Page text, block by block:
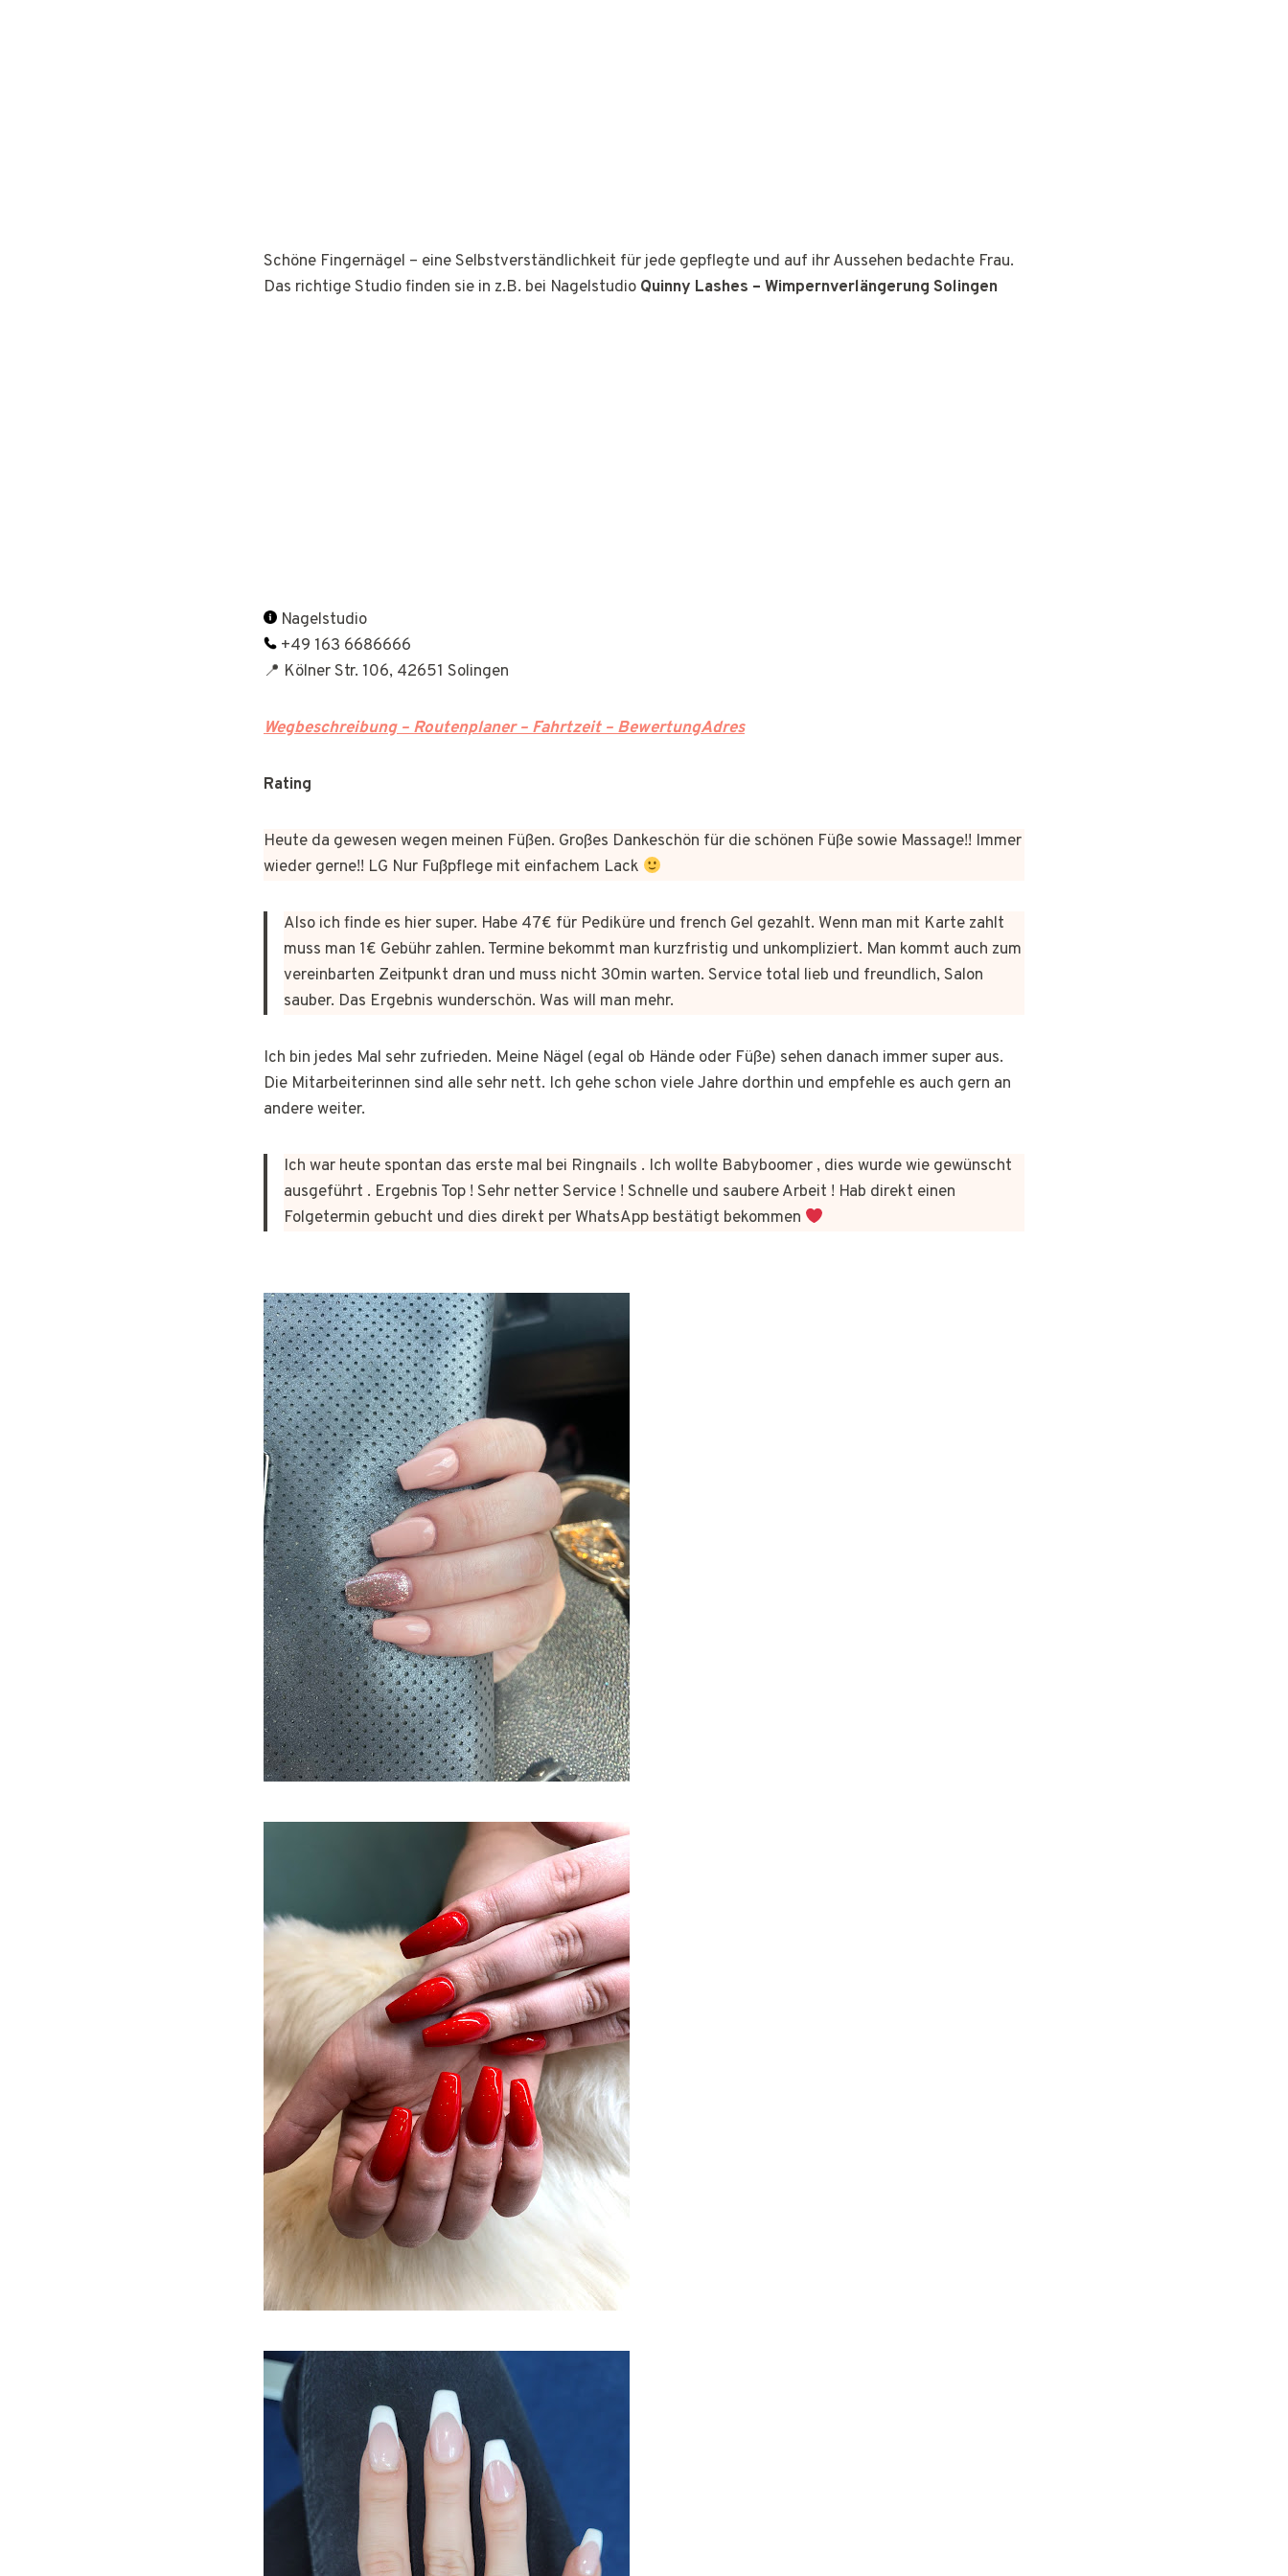
Schöne Fingernägel – eine Selbstverständlichkeit für jede gepflegte und auf ihr Aussehen bedachte Frau.
Das richtige Studio finden sie in z.B. bei Nagelstudio Quinny Lashes – Wimpernverlängerung Solingen
Nagelstudio
+49 163 6686666
📍 Kölner Str. 106, 42651 Solingen
Wegbeschreibung – Routenplaner – Fahrtzeit – BewertungAdres
Rating
Heute da gewesen wegen meinen Füßen. Großes Dankeschön für die schönen Füße sowie Massage!! Immer
wieder gerne!! LG Nur Fußpflege mit einfachem Lack
Also ich finde es hier super. Habe 47€ für Pediküre und french Gel gezahlt. Wenn man mit Karte zahlt
muss man 1€ Gebühr zahlen. Termine bekommt man kurzfristig und unkompliziert. Man kommt auch zum
vereinbarten Zeitpunkt dran und muss nicht 30min warten. Service total lieb und freundlich, Salon
sauber. Das Ergebnis wunderschön. Was will man mehr.
Ich bin jedes Mal sehr zufrieden. Meine Nägel (egal ob Hände oder Füße) sehen danach immer super aus.
Die Mitarbeiterinnen sind alle sehr nett. Ich gehe schon viele Jahre dorthin und empfehle es auch gern an
andere weiter.
Ich war heute spontan das erste mal bei Ringnails . Ich wollte Babyboomer , dies wurde wie gewünscht
ausgeführt . Ergebnis Top ! Sehr netter Service ! Schnelle und saubere Arbeit ! Hab direkt einen
Folgetermin gebucht und dies direkt per WhatsApp bestätigt bekommen